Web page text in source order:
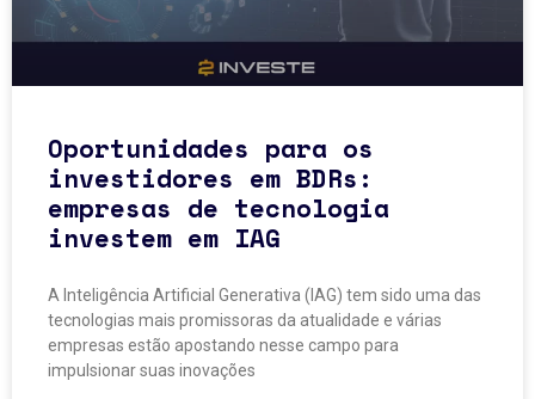
Oportunidades para os
investidores em BDRs:
empresas de tecnologia
investem em IAG
A Inteligência Artificial Generativa (IAG) tem sido uma das
tecnologias mais promissoras da atualidade e várias
empresas estão apostando nesse campo para
impulsionar suas inovações